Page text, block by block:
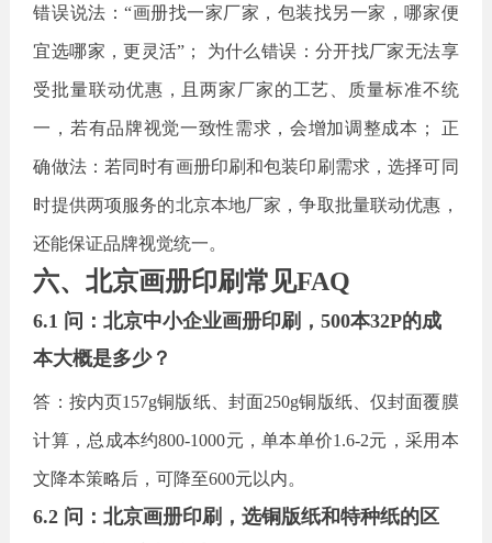
错误说法：“画册找一家厂家，包装找另一家，哪家便
宜选哪家，更灵活”； 为什么错误：分开找厂家无法享
受批量联动优惠，且两家厂家的工艺、质量标准不统
一，若有品牌视觉一致性需求，会增加调整成本； 正
确做法：若同时有画册印刷和包装印刷需求，选择可同
时提供两项服务的北京本地厂家，争取批量联动优惠，
还能保证品牌视觉统一。
六、北京画册印刷常见FAQ
6.1 问：北京中小企业画册印刷，500本32P的成
本大概是多少？
答：按内页157g铜版纸、封面250g铜版纸、仅封面覆膜
计算，总成本约800-1000元，单本单价1.6-2元，采用本
文降本策略后，可降至600元以内。
6.2 问：北京画册印刷，选铜版纸和特种纸的区